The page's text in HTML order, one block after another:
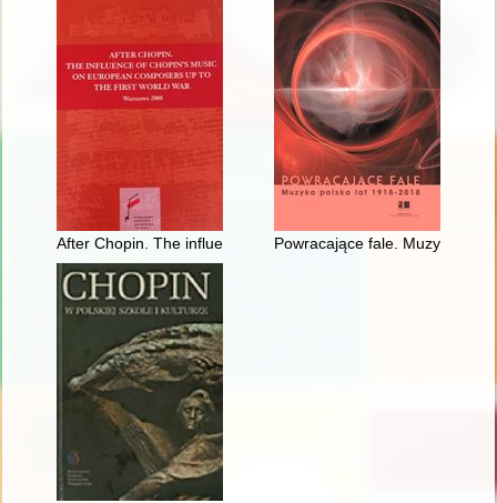
After Chopin. The influence of Chopin's music on European
Powracające fale. Muzyka